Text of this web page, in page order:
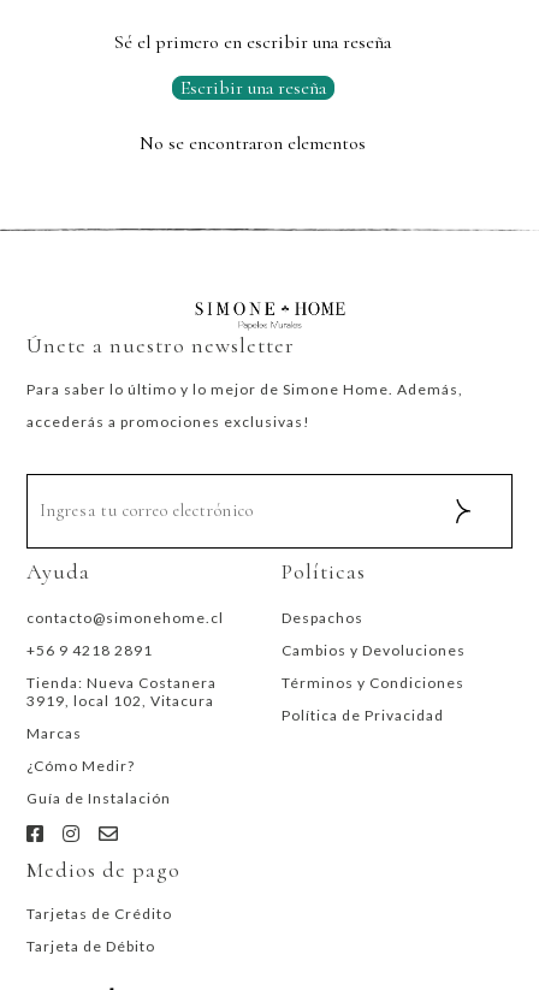
Sé el primero en escribir una reseña
Escribir una reseña
No se encontraron elementos
Únete a nuestro newsletter
Para saber lo último y lo mejor de Simone Home. Además,
accederás a promociones exclusivas!
Ayuda
contacto@simonehome.cl
+56 9 4218 2891
Tienda: Nueva Costanera
3919, local 102, Vitacura
Marcas
¿Cómo Medir?
Guía de Instalación
Políticas
Despachos
Cambios y Devoluciones
Términos y Condiciones
Política de Privacidad
Medios de pago
Tarjetas de Crédito
Tarjeta de Débito